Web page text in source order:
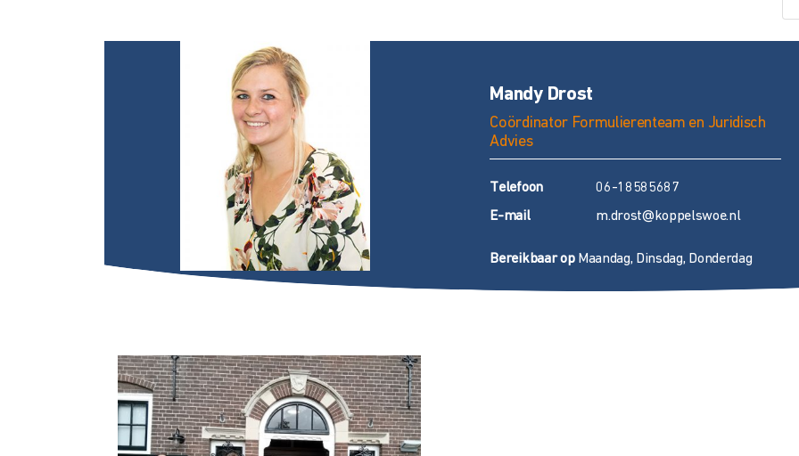
Mandy Drost
Coördinator Formulierenteam en Juridisch
Advies
Telefoon
06-18585687
E-mail m.drost@koppelswoe.nl
Bereikbaar opMaandag, Dinsdag, Donderdag